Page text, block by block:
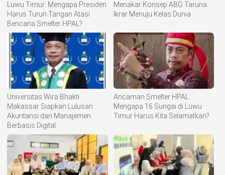
Luwu Timur: Mengapa Presiden
Harus Turun Tangan Atasi
Bencana Smelter HPAL?
Menakar Konsep ABG Taruna
Ikrar Menuju Kelas Dunia
Universitas Wira Bhakti
Makassar Siapkan Lulusan
Akuntansi dan Manajemen
Berbasis Digital
Ancaman Smelter HPAL:
Mengapa 16 Sungai di Luwu
Timur Harus Kita Selamatkan?